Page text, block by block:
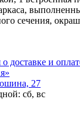
сечения,
доставке и
27
сб, вс